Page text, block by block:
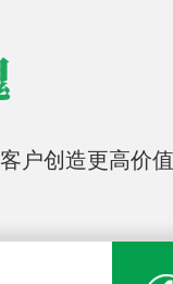
户创造更高价值